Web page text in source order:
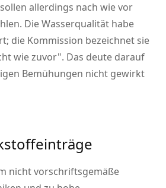
allerdings nach wie vor
Die Wasserqualität habe
die Kommission bezeichnet sie
wie zuvor . Das deute darauf
Bemühungen nicht gewirkt
nicht vorschriftsgemäße